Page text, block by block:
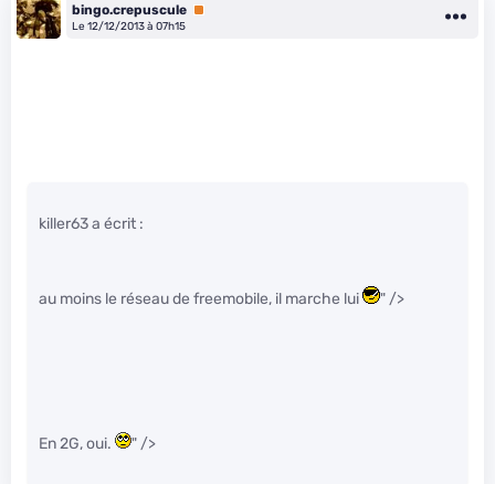
bingo.crepuscule Premium
Le 12/12/2013 à 07h15
killer63 a écrit :
au moins le réseau de freemobile, il marche lui " />
En 2G, oui. " />